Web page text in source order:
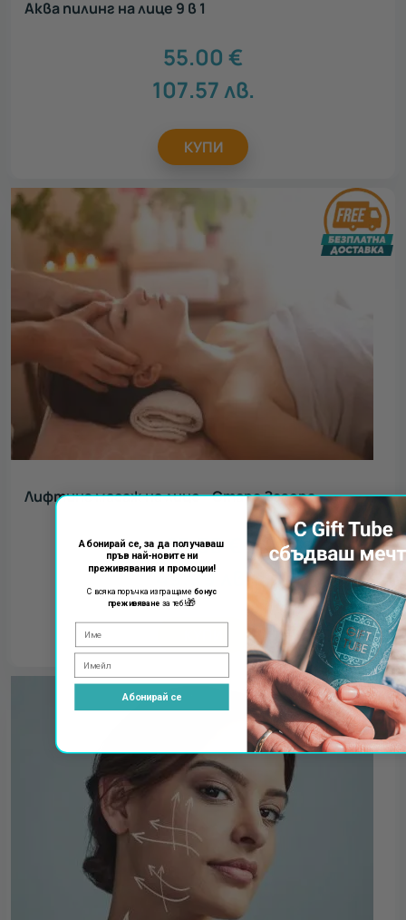
Аква пилинг на лице 9 в 1
55.00 €
107.57лв.
КУПИ
Лифтинг масаж на лице - Стара Загора
25.56
49.99
лв.
Абонирай се, за да получаваш
пръв най-новите ни
преживявания и промоции!
С всяка поръчка изпращаме бонус
преживяванеза теб!🎁
Абонирай се